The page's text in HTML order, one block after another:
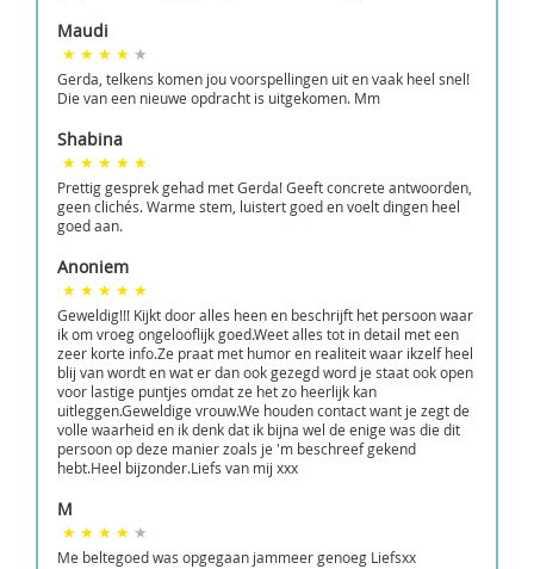
Maudi
Gerda, telkens komen jou voorspellingen uit en vaak heel snel!
Die van een nieuwe opdracht is uitgekomen. Mm
Shabina
Prettig gesprek gehad met Gerda! Geeft concrete antwoorden,
geen clichés. Warme stem, luistert goed en voelt dingen heel
goed aan.
Anoniem
Geweldig!!! Kijkt door alles heen en beschrijft het persoon waar
ik om vroeg ongelooflijk goed.Weet alles tot in detail met een
zeer korte info.Ze praat met humor en realiteit waar ikzelf heel
blij van wordt en wat er dan ook gezegd word je staat ook open
voor lastige puntjes omdat ze het zo heerlijk kan
uitleggen.Geweldige vrouw.We houden contact want je zegt de
volle waarheid en ik denk dat ik bijna wel de enige was die dit
persoon op deze manier zoals je 'm beschreef gekend
hebt.Heel bijzonder.Liefs van mij xxx
M
Me beltegoed was opgegaan jammeer genoeg Liefsxx